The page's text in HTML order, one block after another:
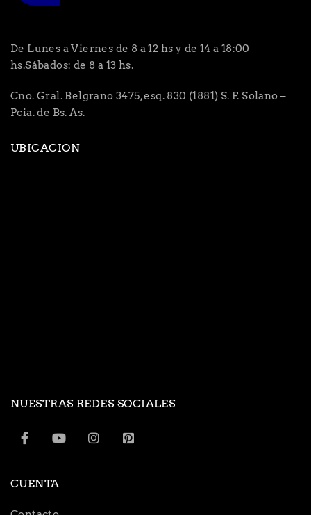
De Lunes a Viernes de 8 a 12 hs y de 14 a 18:00
hs.Sábados: de 8 a 13 hs.
Cno. Gral. Belgrano 3475, esq. 830 (1881) S. F. Solano –
Pcia. de Bs. As.
UBICACION
NUESTRAS REDES SOCIALES
CUENTA